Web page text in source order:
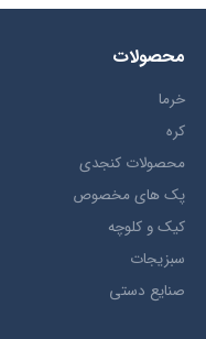
محصولات
خرما
کره
محصولات کنجدی
پک های مخصوص
کیک و کلوچه
سبزیجات
صنایع دستی